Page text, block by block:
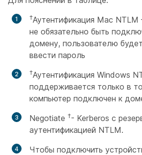
†Аутентификация Mac
не обязательно быть
домену, пользователю
ввести пароль
†Аутентификация Windows
поддерживается только в
компьютер подключен к
Negotiate †- Kerberos с
аутентификацией NTLM.
Чтобы подключить